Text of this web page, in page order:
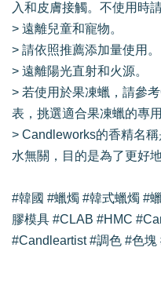
入和皮膚接觸。不使用時
> 遠離兒童和寵物。
> 請依照推薦添加量使用。
> 遠離陽光直射和火源。
> 若使用於果凍蠟，請參
表，挑選適合果凍蠟的專用
> Candleworks的香精名
水無關，目的是為了更好
#韓國 #蠟燭 #韓式蠟燭 #
膠模具 #CLAB #HMC
#Candleartist #調色 #色